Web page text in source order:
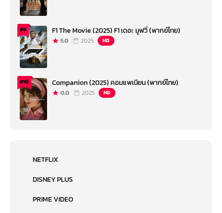
#9 F1 The Movie (2025) F1 เดอะ มูฟวี่ (พากย์ไทย)
5.0 2025 HD
#10 Companion (2025) คอมแพเนียน (พากย์ไทย)
0.0 2025 HD
NETFLIX
DISNEY PLUS
PRIME VIDEO